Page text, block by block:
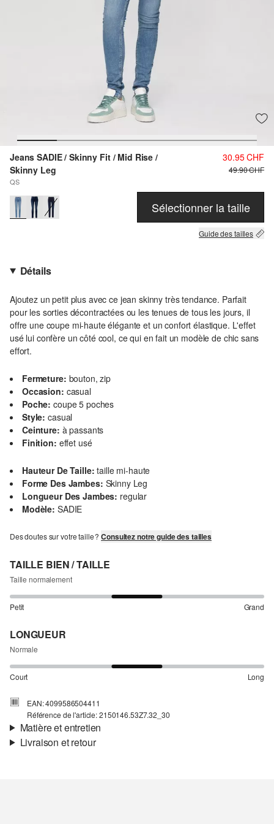
Jeans SADIE / Skinny Fit / Mid Rise /
Skinny Leg
QS
30.95 CHF
49.90 CHF
Sélectionner la taille
Guide des tailles
Détails
Ajoutez un petit plus avec ce jean skinny très tendance. Parfait
pour les sorties décontractées ou les tenues de tous les jours, il
offre une coupe mi-haute élégante et un confort élastique. L'effet
usé lui confère un côté cool, ce qui en fait un modèle de chic sans
effort.
Fermeture: bouton, zip
Occasion: casual
Poche: coupe 5 poches
Style: casual
Ceinture: à passants
Finition: effet usé
Hauteur De Taille: taille mi-haute
Forme Des Jambes: Skinny Leg
Longueur Des Jambes: regular
Modèle: SADIE
Des doutes sur votre taille ?Consultez notre guide des tailles
TAILLE BIEN / TAILLE
Taille normalement
Petit Grand
LONGUEUR
Normale
Court Long
EAN: 4099586504411
Référence de l'article: 2150146.53Z7.32_30
Matière et entretien
Livraison et retour